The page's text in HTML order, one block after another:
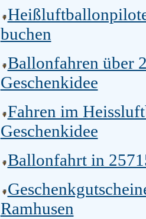
buchen
Ballonfahren über
Geschenkidee
Fahren im
Geschenkidee
Ballonfahrt in
Ramhusen